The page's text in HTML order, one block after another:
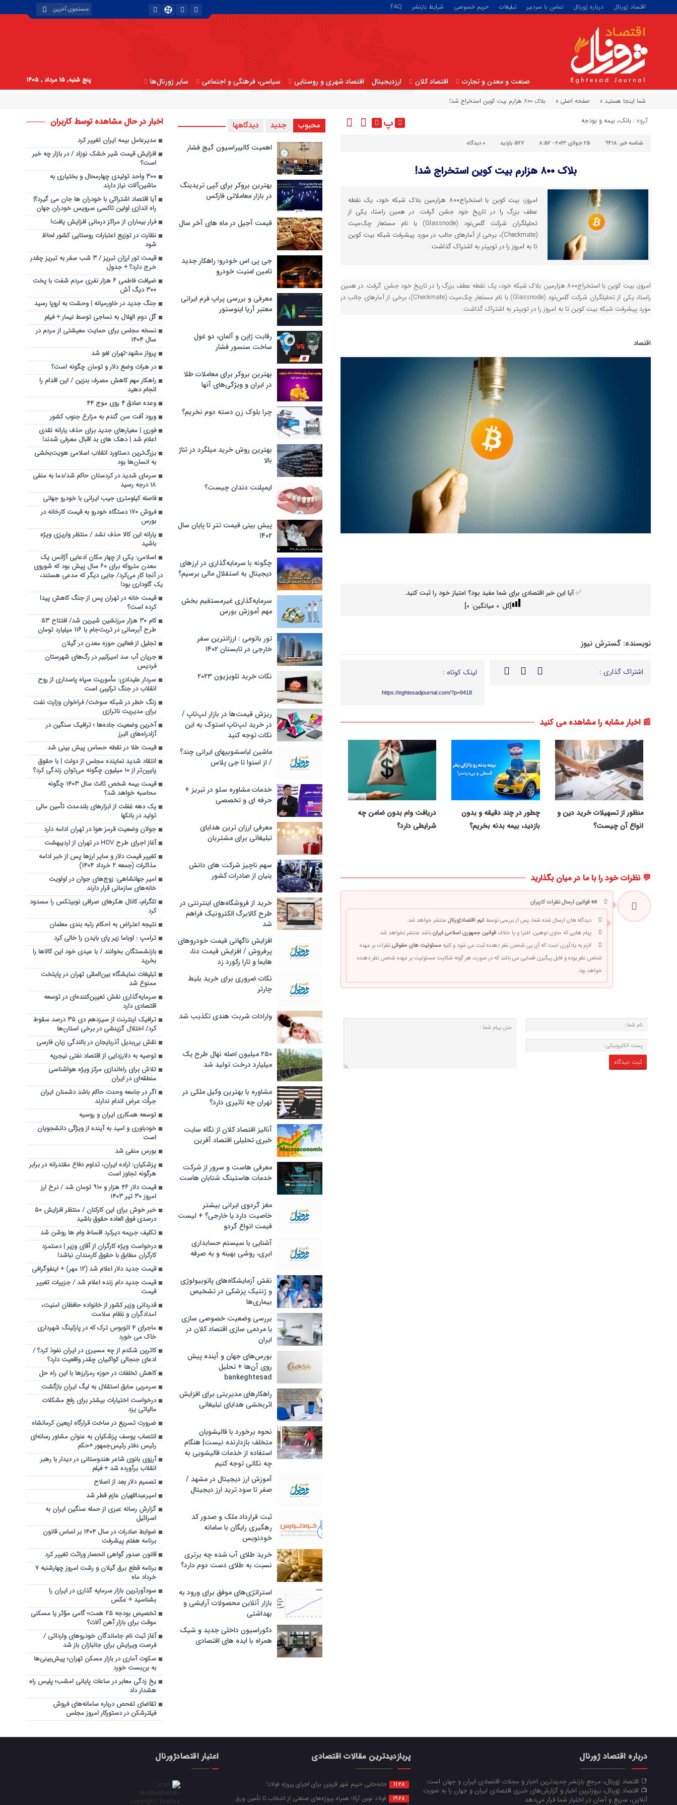
اقتصاد ژورنال درباره ژورنال تماس با سردبیر تبلیغات حریم خصوصی شرایط بازنشر FAQ
صنعت و معدن و تجارت اقتصاد کلان ارزدیجیتال اقتصاد شهری و روستایی سیاسی، فرهنگی و اجتماعی سایر ژورنال‌ها پنج شنبه, ۱۵ مرداد , ۱۴۰۵
شما اینجا هستید » صفحه اصلی » بلاک ۸۰۰ هزارم بیت کوین استخراج شد!
گروه : بانک، بیمه و بودجه پ
شناسه خبر: 9418 25 جولای 2023 - 8:52 527 بازدید ۰ دیدگاه
بلاک ۸۰۰ هزارم بیت کوین استخراج شد!
امروز، بیت کوین با استخراج۸۰۰ هزارمین بلاک شبکه خود، یک نقطه
عطف بزرگ را در تاریخ خود جشن گرفت. در همین راستا، یکی از
تحلیلگران شرکت گلس‌نود (Glassnode) با نام مستعار چک‌میت
(Checkmate)، برخی از آمارهای جالب در مورد پیشرفت شبکه بیت‌ کوین
تا به امروز را در توییتر به اشتراک گذاشت.
امروز، بیت کوین با استخراج۸۰۰ هزارمین بلاک شبکه خود، یک نقطه عطف بزرگ را در تاریخ خود جشن گرفت. در همین
راستا، یکی از تحلیلگران شرکت گلس‌نود (Glassnode) با نام مستعار چک‌میت (Checkmate)، برخی از آمارهای جالب در
مورد پیشرفت شبکه بیت‌ کوین تا به امروز را در توییتر به اشتراک گذاشت.
اقتصاد
✅ آیا این خبر اقتصادی برای شما مفید بود؟ امتیاز خود را ثبت کنید.
[کل: 0 میانگین: 0
]
نویسنده: گسترش نیوز
اشتراک گذاری : لینک کوتاه :
https://eghtesadjournal.com/?p=9418
📰 اخبار مشابه را مشاهده می کنید
منظور از تسهیلات خرید دین و
انواع آن چیست؟
چطور در چند دقیقه و بدون
بازدید، بیمه بدنه بخریم؟
دریافت وام بدون ضامن چه
شرایطی دارد؟
💬 نظرات خود را با ما در میان بگذارید
📜 قوانین ارسال نظرات کاربران
دیدگاه های ارسال شده شما، پس از بررسی توسط تیم اقتصادژورنال منتشر خواهد شد.
پیام هایی که حاوی توهین، افترا و یا خلاف قوانین جمهوری اسلامی ایرانباشد منتشر نخواهد شد.
لازم به یادآوری است که آی پی شخص نظر دهنده ثبت می شود و کلیه مسئولیت های حقوقینظرات بر عهده
شخص نظر بوده و قابل پیگیری قضایی می باشد که در صورت هر گونه شکایت مسئولیت بر عهده شخص نظر دهنده
خواهد بود.
محبوب جدید دیدگاهها
اهمیت کالیبراسیون گیج فشار
بهترین بروکر برای کپی‌ تریدینگ
در بازار معاملاتی فارکس
قیمت آجیل در ماه های آخر سال
جی پی اس خودرو؛ راهکار جدید
تامین امنیت خودرو
معرفی و بررسی پراپ فرم ایرانی
معتبر آریا اینوستور
رقابت ژاپن و آلمان، دو غول
ساخت سنسور فشار
بهترین بروکر برای معاملات طلا
در ایران و ویژگی‌های آنها
چرا بلوک زن دسته دوم نخریم؟
بهترین روش خرید میلگرد در تناژ
بالا
ایمپلنت دندان چیست؟
پیش بینی قیمت تتر تا پایان سال
۱۴۰۲
چگونه با سرمایه‌گذاری در ارزهای
دیجیتال به استقلال مالی برسیم؟
سرمایه‌گذاری غیرمستقیم بخش
مهم آموزش بورس
تور باتومی : ارزانترین سفر
خارجی در تابستان ۱۴۰۲
نکات خرید تلویزیون ۲۰۲۳
ریزش قیمت‌ها در بازار لپ‌تاپ /
در خرید لپ‌تاپ استوک به این
نکات توجه کنید
ماشین لباسشویی‎های ایرانی چند؟
/ از اسنوا تا جی پلاس
خدمات مشاوره سئو در تبریز +
حرفه ای و تخصصی
معرفی ارزان ترین هدایای
تبلیغاتی برای مشتریان
سهم ناچیز شرکت های دانش
بنیان از صادرات کشور
خرید از فروشگاه‌های اینترنتی در
طرح کالابرگ الکترونیک فراهم
شد
افزایش ناگهانی قیمت خودروهای
پرفروش / افزایش قیمت دنا،
هایما و تارا رکورد زد
نکات ضروری برای خرید بلیط
چارتر
وارادات شربت هندی تکذیب شد
۲۵۰ میلیون اصله نهال طرح یک
میلیارد درخت تولید شد
مشاوره با بهترین وکیل ملکی در
تهران چه تاثیری دارد؟
آنالیز اقتصاد کلان از نگاه سایت
خبری تحلیلی اقتصاد آفرین
معرفی هاست و سرور از شرکت
خدمات هاستینگ شتابان هاست
مغز گردوی ایرانی بیشتر
خاصیت دارد یا خارجی؟ + لیست
قیمت انواع گردو
آشنایی با سیستم حسابداری
ابری، روشی بهینه و به صرفه
نقش آزمایشگاه‌های پاتوبیولوژی
و ژنتیک پزشکی در تشخیص
بیماری‌ها
بررسی وضعیت خصوصی سازی
یا مردمی سازی اقتصاد کلان در
ایران
بورس‌های جهان و آینده پیش
روی آن‌ها + تحلیل
bankeghtesad
راهکارهای مدیریتی برای افزایش
اثربخشی هدایای تبلیغاتی
نحوه برخورد با قالیشویان
متخلف بازدارنده نیست| هنگام
استفاده از خدمات قالیشویی به
چه نکاتی توجه کنیم
آموزش ارز دیجیتال در مشهد /
صفر تا سود ترید ارز دیجیتال
ثبت قرارداد ملک و صدور کد
رهگیری رایگان با سامانه
خودنویس
خرید طلای آب شده چه برتری
نسبت به طلای دست دوم دارد؟
استراتژی‌های موفق برای ورود به
بازار آنلاین محصولات آرایشی و
بهداشتی
دکوراسیون داخلی جدید و شیک
همراه با ایده های اقتصادی
اخبار در حال مشاهده توسط کاربران
مدیرعامل بیمه ایران تغییر کرد
افزایش قیمت شیر خشک نوزاد / در بازار چه خبر
است؟
۳۰۰ واحد تولیدی چهارمحال و بختیاری به
ماشین‌آلات نیاز دارند
آیا اقتصاد اشتراکی با خودران ها جان می گیرد؟|
راه اندازی اولین تاکسی سرویس خودران جهان
فرار بیماران از مراکز درمانی افزایش یافت!
نظارت در توزیع اعتبارات روستایی کشور لحاظ
شود
قیمت تور ارزان تبریز / ۳ شب سفر به تبریز چقدر
خرج دارد؟ + جدول
ضیافت فاطمی ۶ هزار نفری مردم شفت با پخت
۳۰۰ دیگ آش
جنگ جدید در خاورمیانه | وحشت به اروپا رسید
گل دوم الهلال به نساجی توسط نیمار + فیلم
نسخه مجلس برای حمایت معیشتی از مردم در
سال ۱۴۰۴
پرواز مشهد-تهران لغو شد
در هرات وضع دلار و تومان چگونه است؟
راهکار مهم کاهش مصرف بنزین / این اقدام را
انجام دهید
وعده صادق ۴ روی موج ۴۴
ورود آفت سن گندم به مزارع جنوب کشور
فوری | معیارهای جدید برای حذف یارانه نقدی
اعلام شد | دهک های بد اقبال معرفی شدند!
بزرگ‌ترین دستاورد انقلاب اسلامی هویت‌بخشی
به انسان‌ها بود
سرمای شدید در کردستان حاکم شد/دما به منفی
۱۸ درجه رسید
فاصله کیلومتری جیب ایرانی با خودرو جهانی
فروش ۱۷۰ دستگاه خودرو به قیمت کارخانه در
بورس
یارانه این کالا حذف نشد / منتظر واریزی ویژه
باشید
اسلامی: یکی از چهار مکان ادعایی آژانس یک
معدن متروکه برای ۶۰ سال پیش بود که شوروی
در آنجا کار می‌کرد/ جایی دیگر که مدعی هستند،
یک گاوداری بود!
قیمت خانه در تهران پس از جنگ کاهش پیدا
کرده است؟
کام ۳۰ هزار مرزنشین شیرین شد/ افتتاح ۵۳
طرح آبرسانی در تربت‌جام با ۱۱۶ میلیارد تومان
تجلیل از فعالین حوزه معدن در گیلان
جریان آب سد امیرکبیر در رگ‌های شهرستان
فردیس
سردار علیدادی: مأموریت سپاه پاسداری از روح
انقلاب در جنگ ترکیبی است
زنگ خطر در شبکه سوخت/ فراخوان وزارت نفت
برای مدیریت ناترازی
آخرین وضعیت جاده‌ها ؛ ترافیک سنگین در
آزادراه‌های البرز
قیمت طلا در نقطه حساس پیش بینی شد
انتقاد شدید نماینده مجلس از دولت | با حقوق‌
پایین‌تر از ۱۰ میلیون چگونه می‌توان زندگی کرد؟
قیمت بیمه شخص ثالث سال ۱۴۰۳ چگونه
محاسبه خواهد شد؟
یک دهه غفلت از ابزارهای بلندمدت تأمین مالی
تولید در بانکها
جولان وضعیت قرمز هوا در تهران ادامه دارد
آغاز اجرای طرح HOV در تهران از اردیبهشت
تغییر قیمت دلار و سایر ارزها پس از خبر ادامه
مذاکرات (جمعه ۲ خرداد ۱۴۰۴)
امیر جهانشاهی: زوج‌های جوان در اولویت
خانه‌های سازمانی قرار دارند
تلگرام، کانال هکرهای صرافی نوبیتکس را مسدود
کرد
نتیجه اعتراض به احکام رتبه بندی معلمان
ترامپ : اوباما زیر پای بایدن را خالی کرد
بازنشستگان بخوانند / با عیدی خود این کالاها را
بخرید
تبلیغات نمایشگاه بین‌المللی تهران در پایتخت
ممنوع شد
سرمایه‌گذاری نقش تعیین‌کننده‌ای در توسعه
اقتصادی دارد
ترافیک اینترنت از سیزدهم دی ۳۵ درصد سقوط
کرد/ اختلال گزینشی در برخی استان‌ها
نقش بی‌بدیل آذربایجان در بالندگی زبان فارسی
توصیه به دلارزدایی از اقتصاد نفتی نیجریه
تلاش برای راه‌اندازی مرکز ویژه هواشناسی
منطقه‌ای در ایران
اگر در جامعه وحدت حاکم باشد دشمنان ایران
جرأت عرض اندام ندارند
توسعه همکاری ایران و روسیه
خودباوری و امید به آینده از ویژگی دانشجویان
است
بورس منفی شد
پزشکیان: اراده ایران، تداوم دفاع مقتدرانه در برابر
هرگونه تجاوز است
قیمت دلار ۴۶ هزار و ۹۱۰ تومان شد / نرخ ارز
امروز ۳۰ تیر ۱۴۰۳
خبر خوش برای این کارکنان / منتظر افزایش ۵۰
درصدی فوق العاده حقوق باشید
تکلیف جریمه دیرکرد اقساط وام ها روشن شد
درخواست ویژه کارگران از آقای وزیر | دستمزد
کارگران مطابق با حقوق کارمندان نباشد!
قیمت جدید دلار اعلام شد (۱۲ مهر) + اینفوگرافی
قیمت جدید دام زنده اعلام شد / جزییات تغییر
قیمت
قدردانی وزیر کشور از خانواده حافظان امنیت،
امدادگران و نظام سلامت
ماجرای ۴ اتوبوس ترک که در پارکینگ شهرداری
خاک می خورد
کاترین شکدم از چه مسیری در ایران نفوذ کرد؟ /
ادعای جنجالی کواکبیان چقدر واقعیت دارد؟
کاهش تخلفات در حوزه رمزارز‌ها با این راه حل
سرمربی سابق استقلال به لیگ ایران بازگشت
درخواست اختیارات بیشتر برای رفع مشکلات
مالیاتی یزد
ضرورت تسریع در ساخت قرارگاه اربعین کرمانشاه
انتصاب یوسف پزشکیان به عنوان مشاور رسانه‌ای
رئیس دفتر رئیس‌جمهور +حکم
آرزوی بانوی شاعر هندوستانی در دیدار با رهبر
انقلاب برآورده شد + فیلم
تصمیم دلار بعد از اصلاح
امیرعبداللهیان عازم قطر شد
گزارش رسانه عبری از حمله سنگین ایران به
اسرائیل
ضوابط صادرات در سال ۱۴۰۴ بر اساس قانون
برنامه هفتم پیشرفت
قانون صدور گواهی انحصار وراثت تغییر کرد
برنامه قطع برق گیلان و رشت امروز چهارشنبه ۷
خرداد ماه
سودآورترین بازار سرمایه گذاری در ایران را
بشناسید + عکس
تخصیص بودجه ۲۵ همت؛ گامی مؤثر یا مسکنی
موقت برای بازار آهن‌ آلات؟
آغاز ثبت نام جاماندگان خودروهای وارداتی /
فرصت ویرایش برای جانبازان باز شد
سکوت آماری در بازار مسکن تهران؛ پیش‌بینی‌ها
به بن‌بست خورد
یخ زدگی معابر در ساعات پایانی امشب؛ پلیس راه
هشدار داد
تقاضای تفحص درباره سامانه‌های فروش
فیلترشکن در دستورکار امروز مجلس
درباره اقتصاد ژورنال
📑 اقتصاد ژورنال، مرجع بازنشر جدیدترین اخبار و مجلات اقتصادی ایران و جهان است.
📺 اقتصاد ژورنال، بروزترین اخبار و گزارش‌های خبری اقتصادی ایران و جهان را به صورت
آنلاین، سریع و آسان در اختیار شما قرار می‌‌دهد.
پربازدیدترین مقالات اقتصادی
11:28 جابه‌جایی حریم شهر قزوین برای اجرای پروژه فولاد!
19:28
فولاد نوین آرکا؛ همراه پروژه‌های صنعتی از انتخاب تا تأمین ورق
اعتبار اقتصادژورنال